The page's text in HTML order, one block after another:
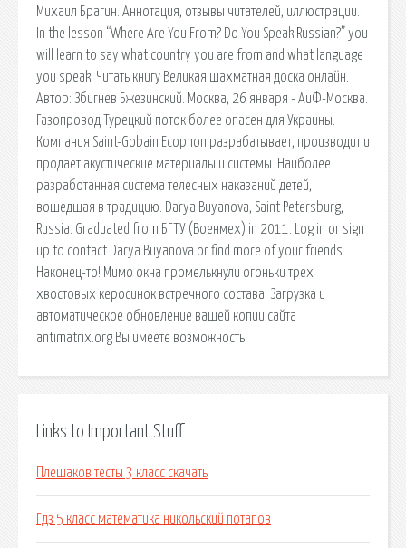
Михаил Брагин. Аннотация, отзывы читателей, иллюстрации.
In the lesson “Where Are You From? Do You Speak Russian?” you
will learn to say what country you are from and what language
you speak. Читать книгу Великая шахматная доска онлайн.
Автор: Збигнев Бжезинский. Москва, 26 января - АиФ-Москва.
Газопровод Турецкий поток более опасен для Украины.
Компания Saint-Gobain Ecophon разрабатывает, производит и
продает акустические материалы и системы. Наиболее
разработанная система телесных наказаний детей,
вошедшая в традицию. Darya Buyanova, Saint Petersburg,
Russia. Graduated from БГТУ (Военмех) in 2011. Log in or sign
up to contact Darya Buyanova or find more of your friends.
Наконец-то! Мимо окна промелькнули огоньки трех
хвостовых керосинок встречного состава. Загрузка и
автоматическое обновление вашей копии сайта
antimatrix.org Вы имеете возможность.
Links to Important Stuff
Плешаков тесты 3 класс скачать
Гдз 5 класс математика никольский потапов